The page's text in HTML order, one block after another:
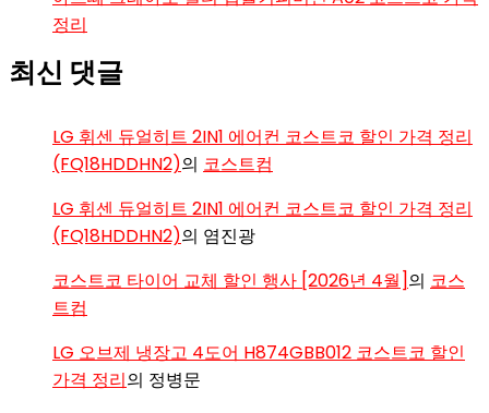
정리
최신 댓글
LG 휘센 듀얼히트 2IN1 에어컨 코스트코 할인 가격 정리
(FQ18HDDHN2)의 코스트컴
LG 휘센 듀얼히트 2IN1 에어컨 코스트코 할인 가격 정리
(FQ18HDDHN2)의 염진광
코스트코 타이어 교체 할인 행사 [2026년 4월]의 코스
트컴
LG 오브제 냉장고 4도어 H874GBB012 코스트코 할인
가격 정리의 정병문